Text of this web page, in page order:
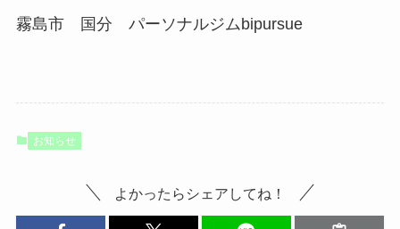
霧島市 国分 パーソナルジムbipursue
お知らせ
よかったらシェアしてね！